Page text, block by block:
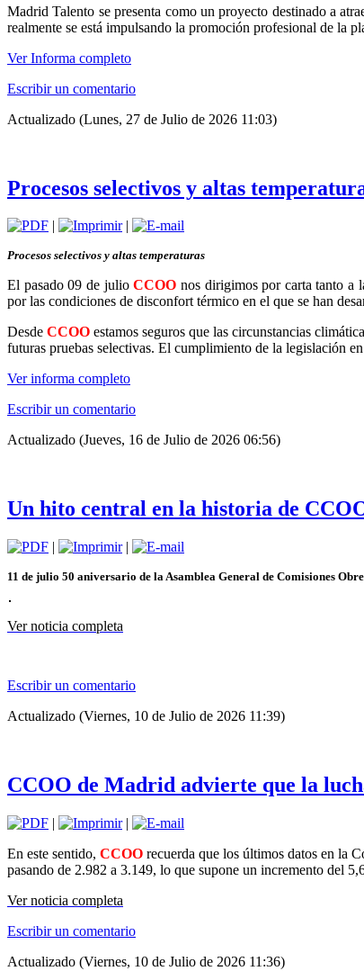
Madrid Talento se presenta como un proyecto destinado a
realmente se está impulsando la promoción profesional de la
Ver Informa completo
Escribir un comentario
Actualizado (Lunes, 27 de Julio de 2026 11:03)
Procesos selectivos y altas
| |
Procesos selectivos y altas temperaturas
El pasado 09 de julioCCOO nos dirigimos por carta tanto a
por las condiciones de disconfort térmico en el que se han
Desde CCOO estamos seguros que las circunstancias
futuras pruebas selectivas. El cumplimiento de la legislación
Ver informa completo
Escribir un comentario
Actualizado (Jueves, 16 de Julio de 2026 06:56)
Un hito central en la historia de
| |
11 de julio 50 aniversario de la Asamblea General de Comisiones
Ver noticia completa
Escribir un comentario
Actualizado (Viernes, 10 de Julio de 2026 11:39)
CCOO de Madrid advierte que la
|
|
En este sentido, CCOO recuerda que los últimos datos en la
pasando de 2.982 a 3.149, lo que supone un incremento del
Ver noticia completa
Escribir un comentario
Actualizado (Viernes, 10 de Julio de 2026 11:36)